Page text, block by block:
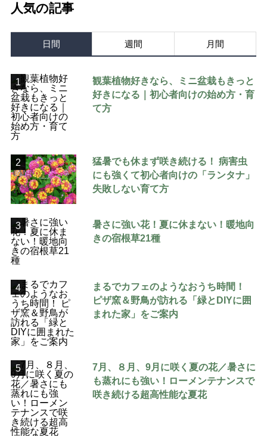
人気の記事
日間 週間 月間
1
観葉植物好きなら、ミニ盆栽もきっと
好きになる｜初心者向けの始め方・育
て方
2
猛暑でも休まず咲き続ける！ 病害虫
にも強くて初心者向けの「ランタナ」
失敗しない育て方
3
暑さに強い花！夏に休まない！暖地向
きの宿根草21種
4
まるでカフェのようなおうち時間！
ピザ窯＆野鳥が訪れる「緑とDIYに囲
まれた家」をご案内
5
7月、８月、9月に咲く夏の花／暑さに
も蒸れにも強い！ローメンテナンスで
咲き続ける超高性能な夏花